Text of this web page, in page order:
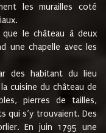
les murailles coté
le château à deux
une chapelle avec les
des habitant du lieu
cuisine du château de
pierres de tailles,
s’y trouvaient. Des
En juin 1795 une